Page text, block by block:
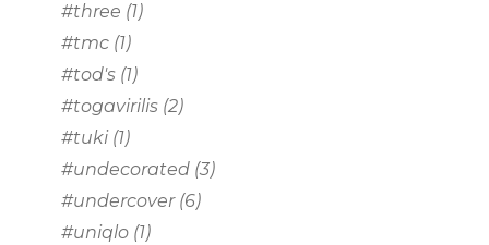
#three (1)
#tmc (1)
#tod's (1)
#togavirilis (2)
#tuki (1)
#undecorated (3)
#undercover(6)
#uniqlo (1)